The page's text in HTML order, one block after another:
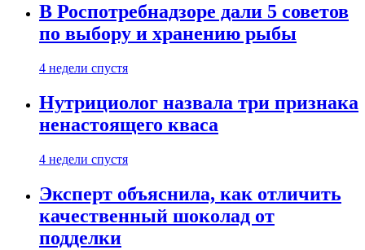
В Роспотребнадзоре дали 5 советов
по выбору и хранению рыбы
4 недели спустя
Нутрициолог назвала три признака
ненастоящего кваса
4 недели спустя
Эксперт объяснила, как отличить
качественный шоколад от
подделки